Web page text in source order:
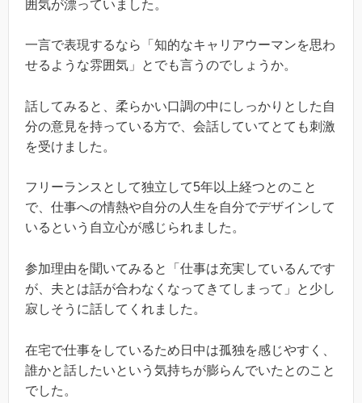
囲気が漂っていました。
一言で表現するなら「知的なキャリアウーマンを思わ
せるような雰囲気」とでも言うのでしょうか。
話してみると、柔らかい口調の中にしっかりとした自
分の意見を持っている方で、会話していてとても刺激
を受けました。
フリーランスとして独立して5年以上経つとのこと
で、仕事への情熱や自分の人生を自分でデザインして
いるという自立心が感じられました。
参加理由を聞いてみると「仕事は充実しているんです
が、夫とは話が合わなくなってきてしまって」と少し
寂しそうに話してくれました。
在宅で仕事をしているため日中は孤独を感じやすく、
誰かと話したいという気持ちが膨らんでいたとのこと
でした。